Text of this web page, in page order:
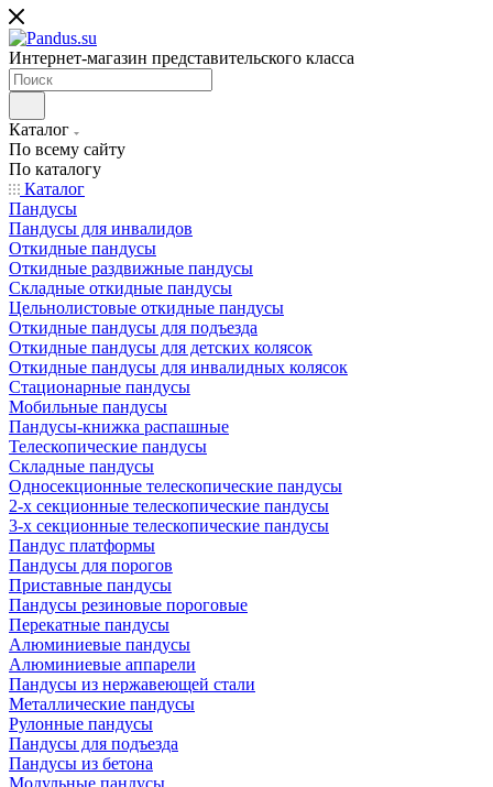
Интернет-магазин представительского класса
Каталог
По всему сайту
По каталогу
Каталог
Пандусы
Пандусы для инвалидов
Откидные пандусы
Откидные раздвижные пандусы
Складные откидные пандусы
Цельнолистовые откидные пандусы
Откидные пандусы для подъезда
Откидные пандусы для детских колясок
Откидные пандусы для инвалидных колясок
Стационарные пандусы
Мобильные пандусы
Пандусы-книжка распашные
Телескопические пандусы
Складные пандусы
Односекционные телескопические пандусы
2-х секционные телескопические пандусы
3-х секционные телескопические пандусы
Пандус платформы
Пандусы для порогов
Приставные пандусы
Пандусы резиновые пороговые
Перекатные пандусы
Алюминиевые пандусы
Алюминиевые аппарели
Пандусы из нержавеющей стали
Металлические пандусы
Рулонные пандусы
Пандусы для подъезда
Пандусы из бетона
Модульные пандусы